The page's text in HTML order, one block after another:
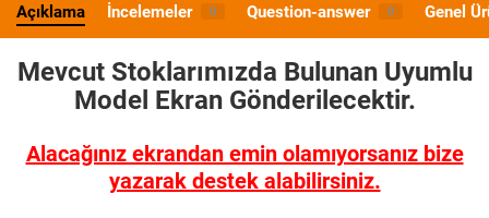
Açıklama İncelemeler 0 Question-answer 0 Genel
Mevcut Stoklarımızda Bulunan Uyumlu
Model Ekran Gönderilecektir.
Alacağınız ekrandan emin olamıyorsanız bize
yazarak destek alabilirsiniz.